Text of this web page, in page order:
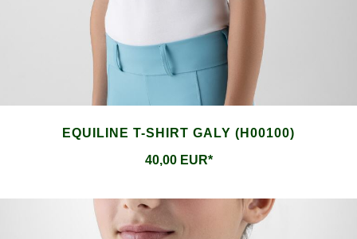
EQUILINE T-SHIRT GALY (H00100)
40,00 EUR*